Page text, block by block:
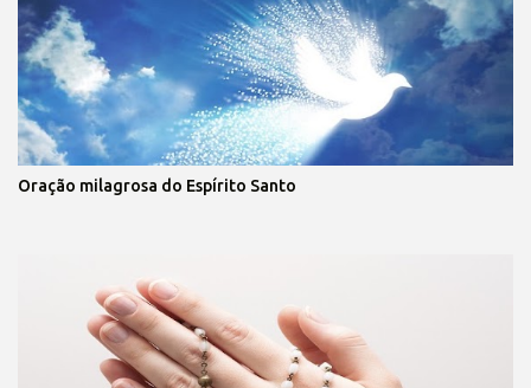
Oração milagrosa do Espírito Santo